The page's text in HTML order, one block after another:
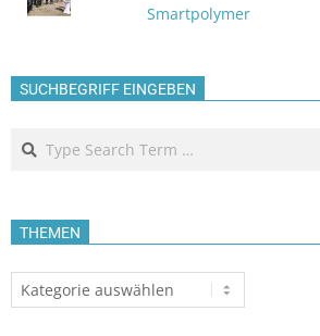
Smartpolymer
SUCHBEGRIFF EINGEBEN
Search
THEMEN
Themen